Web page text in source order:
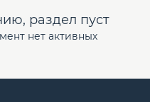
раздел пуст
нет активных